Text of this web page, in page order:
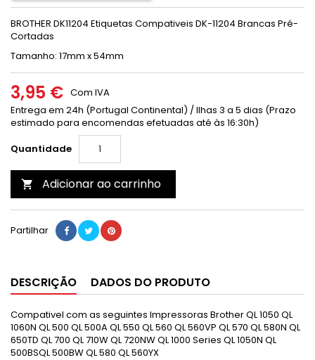
BROTHER DK11204 Etiquetas Compativeis DK-11204 Brancas Pré-
Cortadas
Tamanho: 17mm x 54mm
3,95 € Com IVA
Entrega em 24h (Portugal Continental) / Ilhas 3 a 5 dias (Prazo
estimado para encomendas efetuadas até às 16:30h)
Quantidade
 Adicionar ao carrinho
Partilhar
DESCRIÇÃO DADOS DO PRODUTO
Compativel com as seguintes Impressoras Brother QL 1050 QL
1060N QL 500 QL 500AQL 550 QL 560 QL 560VP QL 570 QL 580N QL
650TD QL 700 QL 710WQL 720NWQL 1000 Series QL 1050N QL
500BSQL 500BWQL 580 QL 560YX